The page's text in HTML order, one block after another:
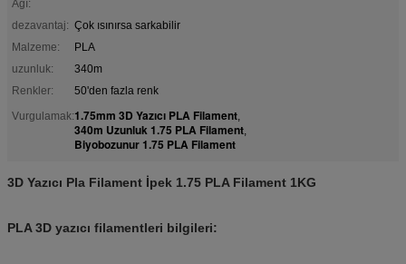
Ağı:
dezavantaj: Çok ısınırsa sarkabilir
Malzeme:
PLA
uzunluk:
340m
Renkler:
50'den fazla renk
Vurgulamak:1.75mm 3D Yazıcı PLA Filament,
340m Uzunluk 1.75 PLA Filament,
Biyobozunur 1.75 PLA Filament
3D Yazıcı Pla Filament İpek 1.75 PLA Filament 1KG
PLA 3D yazıcı filamentleri bilgileri: